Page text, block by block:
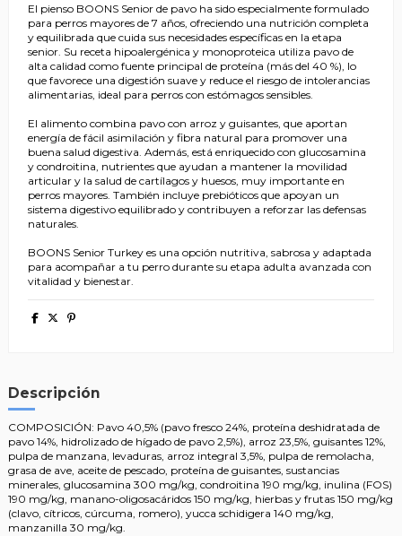
El pienso BOONS Senior de pavo ha sido especialmente formulado
para perros mayores de 7 años, ofreciendo una nutrición completa
y equilibrada que cuida sus necesidades específicas en la etapa
senior. Su receta hipoalergénica y monoproteica utiliza pavo de
alta calidad como fuente principal de proteína (más del 40 %), lo
que favorece una digestión suave y reduce el riesgo de intolerancias
alimentarias, ideal para perros con estómagos sensibles.
El alimento combina pavo con arroz y guisantes, que aportan
energía de fácil asimilación y fibra natural para promover una
buena salud digestiva. Además, está enriquecido con glucosamina
y condroitina, nutrientes que ayudan a mantener la movilidad
articular y la salud de cartílagos y huesos, muy importante en
perros mayores. También incluye prebióticos que apoyan un
sistema digestivo equilibrado y contribuyen a reforzar las defensas
naturales.
BOONS Senior Turkey es una opción nutritiva, sabrosa y adaptada
para acompañar a tu perro durante su etapa adulta avanzada con
vitalidad y bienestar.
Descripción
COMPOSICIÓN: Pavo 40,5% (pavo fresco 24%, proteína deshidratada de
pavo 14%, hidrolizado de hígado de pavo 2,5%), arroz 23,5%, guisantes 12%,
pulpa de manzana, levaduras, arroz integral 3,5%, pulpa de remolacha,
grasa de ave, aceite de pescado, proteína de guisantes, sustancias
minerales, glucosamina 300 mg/kg, condroitina 190 mg/kg, inulina (FOS)
190 mg/kg, manano-oligosacáridos 150 mg/kg, hierbas y frutas 150 mg/kg
(clavo, cítricos, cúrcuma, romero), yucca schidigera 140 mg/kg,
manzanilla 30 mg/kg.